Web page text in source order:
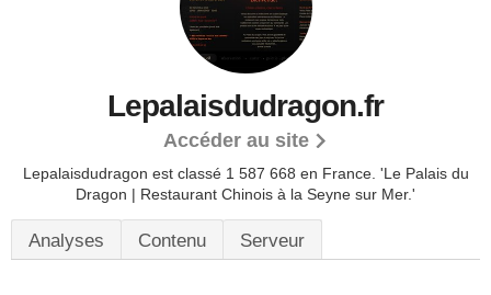
Lepalaisdudragon.fr
Accéder au site
Lepalaisdudragon est classé 1 587 668 en France. 'Le Palais du
Dragon | Restaurant Chinois à la Seyne sur Mer.'
Analyses Contenu Serveur